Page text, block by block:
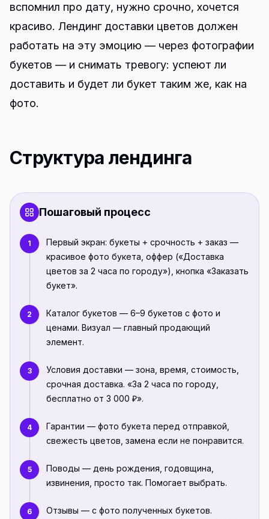
вспомнил про дату, нужно срочно, хочется
красиво. Лендинг доставки цветов должен
работать на эту эмоцию — через фотографии
букетов — и снимать тревогу: успеют ли
доставить и будет ли букет таким же, как на
фото.
Структура лендинга
Пошаговый процесс
1
Первый экран: букеты + срочность + заказ —
красивое фото букета, оффер («Доставка
цветов за 2 часа по городу»), кнопка «Заказать
букет».
2
Каталог букетов — 6–9 букетов с фото и
ценами. Визуал — главный продающий
элемент.
3
Условия доставки — зона, время, стоимость,
срочная доставка. «За 2 часа по городу,
бесплатно от 3 000 ₽».
4
Гарантии — фото букета перед отправкой,
свежесть цветов, замена если не понравится.
5
Поводы — день рождения, годовщина,
извинения, просто так. Помогает выбрать.
6
Отзывы — с фото полученных букетов.